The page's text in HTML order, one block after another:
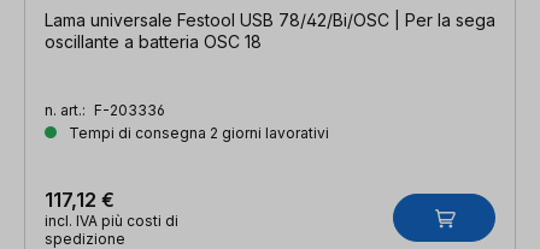
Lama universale Festool USB 78/42/Bi/OSC | Per la sega
oscillante a batteria OSC 18
n. art.: F-203336
Tempi di consegna 2 giorni lavorativi
117,12 €
incl. IVA più costi di
spedizione